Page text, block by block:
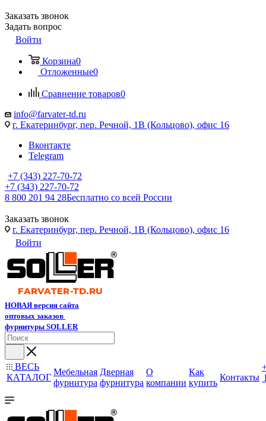
Заказать звонок
Задать вопрос
Войти
Корзина0
Отложенные0
Сравнение товаров0
info@farvater-td.ru
г. Екатеринбург, пер. Речной, 1В (Кольцово), офис 16
Вконтакте
Telegram
+7 (343) 227-70-72
+7 (343) 227-70-72
8 800 201 94 28Бесплатно со всей России
Заказать звонок
г. Екатеринбург, пер. Речной, 1В (Кольцово), офис 16
Войти
НОВАЯ версия сайта
оптовых заказов
фурнитуры SOLLER
ВЕСЬ
КАТАЛОГ
Мебельная
фурнитура
Дверная
фурнитура
О
компании
Как
купить
Контакты